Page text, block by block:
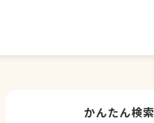
かんたん検索